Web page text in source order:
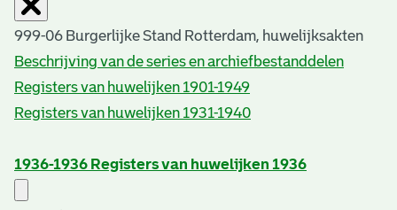
999-06 Burgerlijke Stand Rotterdam, huwelijksakten
Beschrijving van de series en archiefbestanddelen
Registers van huwelijken 1901-1949
Registers van huwelijken 1931-1940
1936-1936 Registers van huwelijken 1936